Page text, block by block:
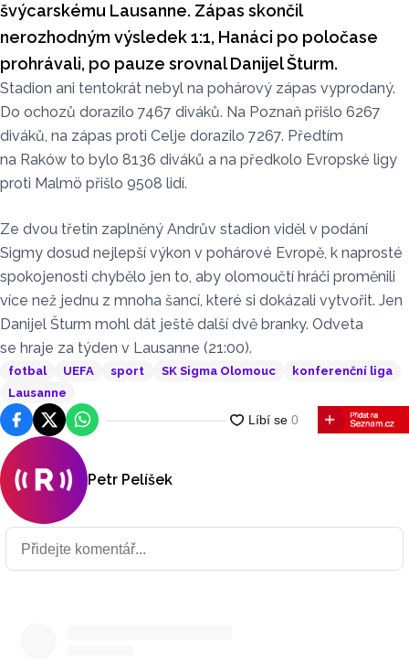
švýcarskému Lausanne. Zápas skončil
nerozhodným výsledek 1:1, Hanáci po poločase
prohrávali, po pauze srovnal Danijel Šturm.
Stadion ani tentokrát nebyl na pohárový zápas vyprodaný.
Do ochozů dorazilo 7467 diváků. Na Poznaň přišlo 6267
diváků, na zápas proti Celje dorazilo 7267. Předtím
na Raków to bylo 8136 diváků a na předkolo Evropské ligy
proti Malmö přišlo 9508 lidí.
Ze dvou třetin zaplněný Andrův stadion viděl v podání
Sigmy dosud nejlepší výkon v pohárové Evropě, k naprosté
spokojenosti chybělo jen to, aby olomoučtí hráči proměnili
více než jednu z mnoha šancí, které si dokázali vytvořit. Jen
Danijel Šturm mohl dát ještě další dvě branky. Odveta
se hraje za týden v Lausanne (21:00).
fotbal UEFA sport SK Sigma Olomouc
konferenční liga
Lausanne
FacebookPlatforma X
WhatsApp
Petr Pelíšek